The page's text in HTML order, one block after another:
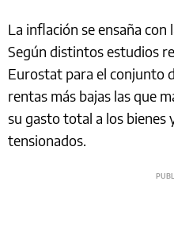
La inflación se ensaña con
Según distintos estudios
Eurostat para el conjunto
rentas más bajas las que
su gasto total a los bienes
tensionados.